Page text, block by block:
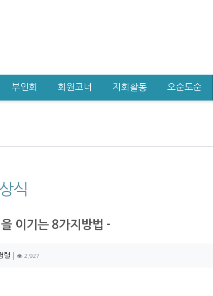
부인회 회원코너 지회활동 오순도순
식
이기는 8가지방법 -
정보
렬작성2,927
정보